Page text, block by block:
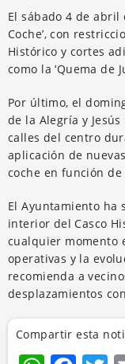
El sábado 4 de abril
Coche’, con
Histórico y cortes
como la ‘Quema de
Por último, el
de la Alegría y
calles del centro
aplicación de
coche en función
El Ayuntamiento ha
interior del Casco
cualquier momento
operativas y la
recomienda a
desplazamientos
Compartir esta